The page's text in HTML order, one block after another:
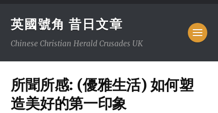
英國號角 昔日文章
Chinese Christian Herald Crusades UK
所聞所感: (優雅生活) 如何塑
造美好的第一印象